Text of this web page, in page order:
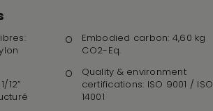
12”
Embodied carbon: 4,60 kg
CO2-Eq.
Quality & environment
certifications: ISO 9001 / ISO
14001